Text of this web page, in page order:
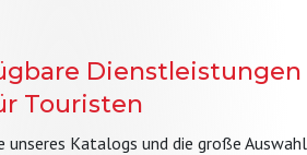
Dienstleistungen
Touristen
unseres Katalogs und die große Auswahl